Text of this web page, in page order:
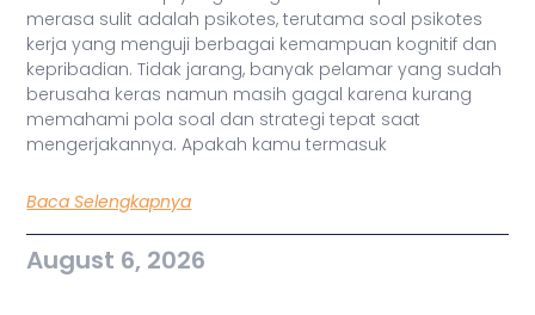
merasa sulit adalah psikotes, terutama soal psikotes
kerja yang menguji berbagai kemampuan kognitif dan
kepribadian. Tidak jarang, banyak pelamar yang sudah
berusaha keras namun masih gagal karena kurang
memahami pola soal dan strategi tepat saat
mengerjakannya. Apakah kamu termasuk
Baca Selengkapnya
August 6, 2026